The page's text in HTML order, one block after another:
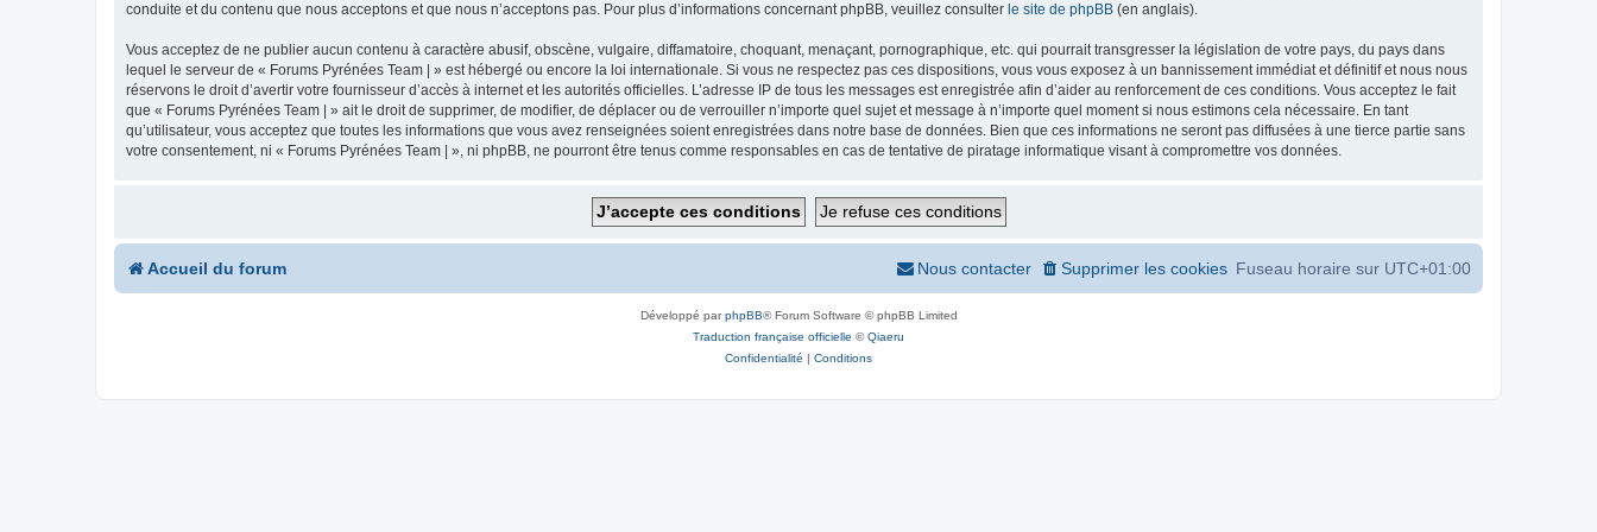
conduite et du contenu que nous acceptons et que nous n’acceptons pas. Pour plus d’informations concernant phpBB, veuillez consulter le site de phpBB (en anglais).
Vous acceptez de ne publier aucun contenu à caractère abusif, obscène, vulgaire, diffamatoire, choquant, menaçant, pornographique, etc. qui pourrait transgresser la législation de votre pays, du pays dans
lequel le serveur de « Forums Pyrénées Team | » est hébergé ou encore la loi internationale. Si vous ne respectez pas ces dispositions, vous vous exposez à un bannissement immédiat et définitif et nous nous
réservons le droit d’avertir votre fournisseur d’accès à internet et les autorités officielles. L’adresse IP de tous les messages est enregistrée afin d’aider au renforcement de ces conditions. Vous acceptez le fait
que « Forums Pyrénées Team | » ait le droit de supprimer, de modifier, de déplacer ou de verrouiller n’importe quel sujet et message à n’importe quel moment si nous estimons cela nécessaire. En tant
qu’utilisateur, vous acceptez que toutes les informations que vous avez renseignées soient enregistrées dans notre base de données. Bien que ces informations ne seront pas diffusées à une tierce partie sans
votre consentement, ni « Forums Pyrénées Team | », ni phpBB, ne pourront être tenus comme responsables en cas de tentative de piratage informatique visant à compromettre vos données.
Accueil du forum Fuseau horaire sur UTC+01:00
Supprimer les cookies
Nous contacter
Développé parphpBB® Forum Software © phpBB Limited
Traduction française officielle ©Qiaeru
Confidentialité | Conditions